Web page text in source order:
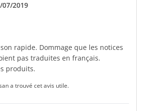
07/2019
rapide. Dommage que les notices
pas traduites en français.
produits.
a trouvé cet avis utile.